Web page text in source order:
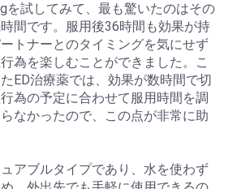
を試してみて、最も驚いたのはその
間です。服用後36時間も効果が持
トナーとのタイミングを気にせず
為を楽しむことができました。こ
ED治療薬では、効果が数時間で切
為の予定に合わせて服用時間を調
なかったので、この点が非常に助
アブルタイプであり、水を使わず